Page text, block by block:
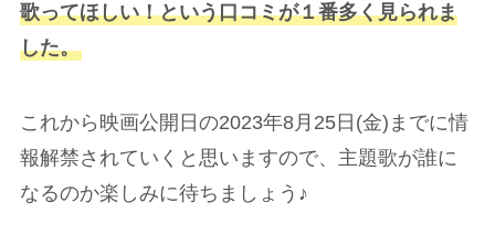
歌ってほしい！という口コミが１番多く見られま
した。
これから映画公開日の2023年8月25日(金)までに情
報解禁されていくと思いますので、主題歌が誰に
なるのか楽しみに待ちましょう♪